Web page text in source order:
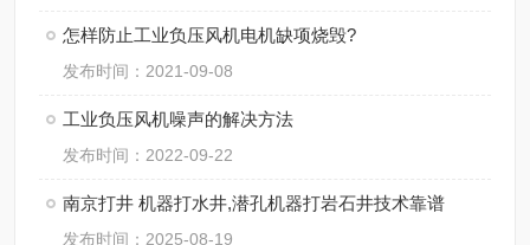
怎样防止工业负压风机电机缺项烧毁?
发布时间：2021-09-08
工业负压风机噪声的解决方法
发布时间：2022-09-22
南京打井 机器打水井,潜孔机器打岩石井技术靠谱
发布时间：2025-08-19